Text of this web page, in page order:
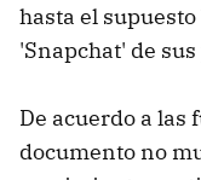
hasta el
'Snapchat' de
De acuerdo a las
documento no